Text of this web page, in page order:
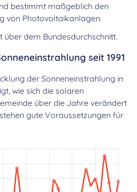
bestimmt maßgeblich den
von Photovoltaikanlagen.
über dem Bundesdurchschnitt.
seit 1991
der Sonneneinstrahlung in
wie sich die solaren
über die Jahre verändert
gute Voraussetzungen für